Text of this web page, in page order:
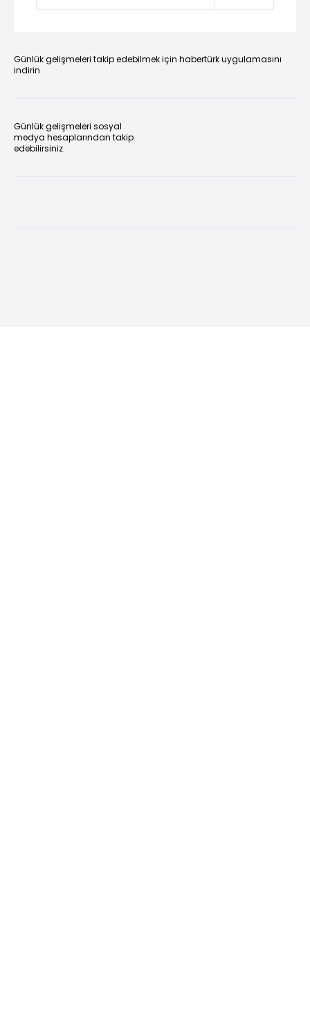
Günlük gelişmeleri takip edebilmek için habertürk uygulamasını
indirin
Günlük gelişmeleri sosyal
medya hesaplarından takip
edebilirsiniz.